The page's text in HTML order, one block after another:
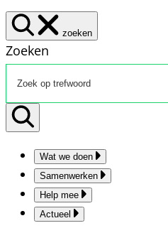
zoeken
Zoeken
Wat we doen
Samenwerken
Help mee
Actueel